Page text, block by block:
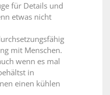
für Details und
etwas nicht
mit Menschen.
wenn es mal
in
einen kühlen